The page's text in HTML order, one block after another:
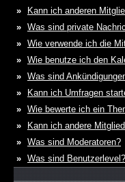
»
Kann ich anderen
» Was sind private
» Wie verwende ich die
» Wie benutze ich den
» Was sind
»
Kann ich Umfragen
» Wie bewerte ich ein
»
Kann ich andere
» Was sind Moderatoren?
» Was sind Benutzerlevel?